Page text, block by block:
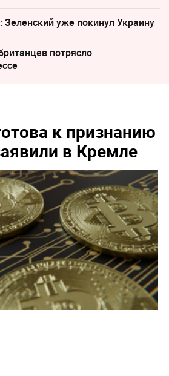
Зеленский уже покинул Украину
потрясло
к признанию
в Кремле